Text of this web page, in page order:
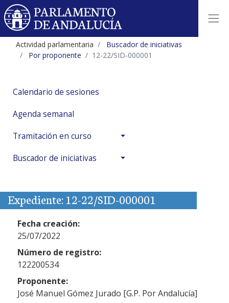
Actividad parlamentaria
Buscador de iniciativas
Por proponente
12-22/SID-000001
Calendario de sesiones
Agenda semanal
Tramitación en curso
Buscador de iniciativas
Expediente: 12-22/SID-000001
Fecha creación:
25/07/2022
Número de registro:
122200534
Proponente:
José Manuel Gómez Jurado [G.P. Por Andalucía]